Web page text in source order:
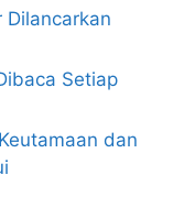
Dilancarkan
Setiap
dan